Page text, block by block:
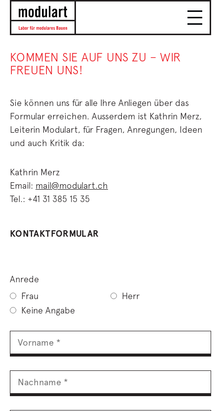
KOMMEN SIE AUF UNS ZU – WIR
FREUEN UNS!
Sie können uns für alle Ihre Anliegen über das
Formular erreichen. Ausserdem ist Kathrin Merz,
Leiterin Modulart, für Fragen, Anregungen, Ideen
und auch Kritik da:
Kathrin Merz
Email: mail@modulart.ch
Tel.: +41 31 385 15 35
KONTAKTFORMULAR
Anrede
Frau
Herr
Keine Angabe